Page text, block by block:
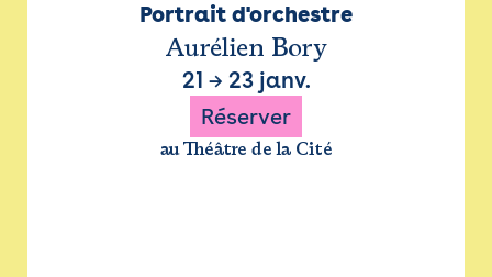
Portrait d'orchestre
Aurélien Bory
21 → 23 janv.
Réserver
au Théâtre de la Cité